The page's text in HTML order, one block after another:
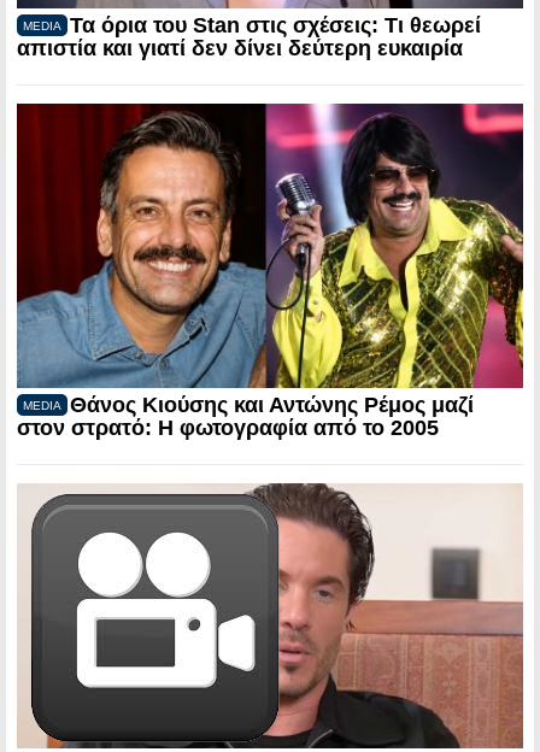
MEDIA
Τα όρια του Stan στις σχέσεις: Τι θεωρεί
απιστία και γιατί δεν δίνει δεύτερη ευκαιρία
MEDIA
Θάνος Κιούσης και Αντώνης Ρέμος μαζί
στον στρατό: Η φωτογραφία από το 2005